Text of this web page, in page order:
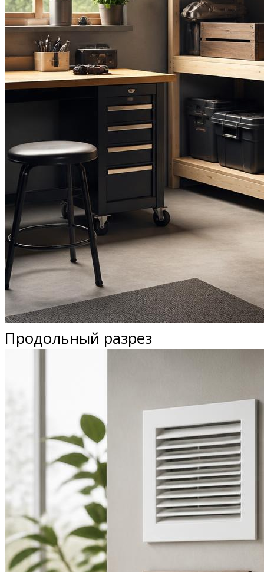
Продольный разрез